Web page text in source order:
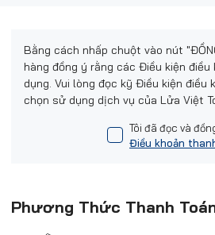
Bằng cách nhấp chuột vào nút
hàng đồng ý rằng các Điều kiện
dụng. Vui lòng đọc kỹ Điều kiện điều
chọn sử dụng dịch vụ của Lửa Việt
Tôi đã đọc và
Điều khoản
Phương Thức Thanh